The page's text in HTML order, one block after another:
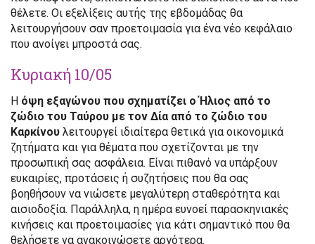
θέλετε. Οι εξελίξεις αυτής της εβδομάδας θα
λειτουργήσουν σαν προετοιμασία για ένα νέο κεφάλαιο
που ανοίγει μπροστά σας.
Κυριακή 10/05
Η όψη εξαγώνου που σχηματίζει ο Ήλιος από το
ζώδιο του Ταύρου με τον Δία από το ζώδιο του
Καρκίνου λειτουργεί ιδιαίτερα θετικά για οικονομικά
ζητήματα και για θέματα που σχετίζονται με την
προσωπική σας ασφάλεια. Είναι πιθανό να υπάρξουν
ευκαιρίες, προτάσεις ή συζητήσεις που θα σας
βοηθήσουν να νιώσετε μεγαλύτερη σταθερότητα και
αισιοδοξία. Παράλληλα, η ημέρα ευνοεί παρασκηνιακές
κινήσεις και προετοιμασίες για κάτι σημαντικό που θα
θελήσετε να ανακοινώσετε αργότερα.